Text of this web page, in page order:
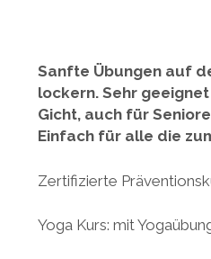
Sanfte Übungen auf
lockern. Sehr
Gicht, auch für
Einfach für alle die
Zertifizierte
Yoga Kurs: mit